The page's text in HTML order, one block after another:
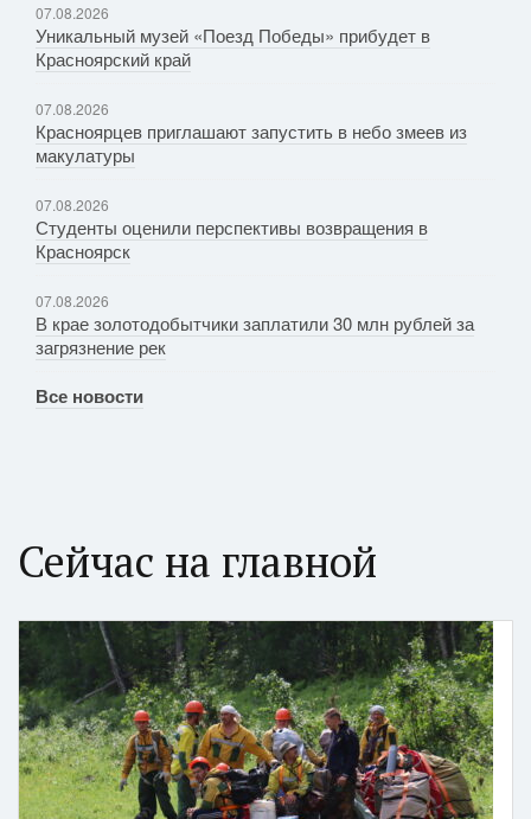
07.08.2026
Уникальный музей «Поезд Победы» прибудет в
Красноярский край
07.08.2026
Красноярцев приглашают запустить в небо змеев из
макулатуры
07.08.2026
Студенты оценили перспективы возвращения в
Красноярск
07.08.2026
В крае золотодобытчики заплатили 30 млн рублей за
загрязнение рек
Все новости
Сейчас на главной